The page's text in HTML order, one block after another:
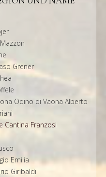
Mazzon
Grener
Odino di Vaona Alberto
Cantina Franzosi
Emilia
Giribaldi